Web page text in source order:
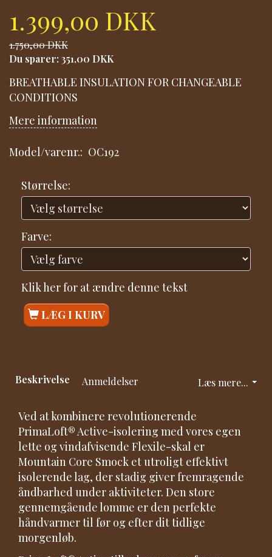
1.399,00 DKK
1.750,00 DKK
Du sparer: 351,00 DKK
BREATHABLE INSULATION FOR CHANGEABLE
CONDITIONS
Mere information
Model/varenr.: OC192
Størrelse:
Farve:
Klik her for at ændre denne tekst
LÆG I KURV
Læs mere...
Beskrivelse Anmeldelser
Ved at kombinere revolutionerende
PrimaLoft® Active-isolering med vores egen
lette og vindafvisende Flexile-skal er
Mountain Core Smock et utroligt effektivt
isolerende lag, der stadig giver fremragende
åndbarhed under aktiviteter. Den store
gennemgående lomme er den perfekte
håndvarmer til før og efter dit tidlige
morgenløb.